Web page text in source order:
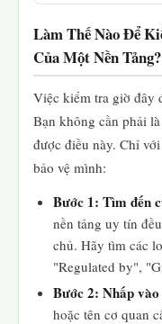
Làm Thế Nào Để
Của Một Nền Tảng?
Việc kiểm tra giờ đây
Bạn không cần phải
được điều này. Chỉ
bảo vệ mình:
Bước 1: Tìm đến
nền tảng uy tín
chủ. Hãy tìm các
"Regulated by",
Bước 2: Nhấp
hoặc tên cơ quan